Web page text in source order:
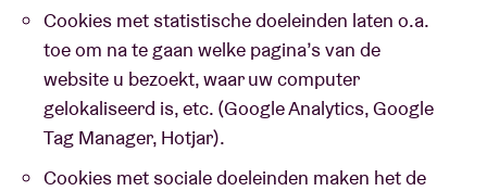
Cookies met statistische doeleinden laten o.a.
toe om na te gaan welke pagina’s van de
website u bezoekt, waar uw computer
gelokaliseerd is, etc. (Google Analytics, Google
Tag Manager, Hotjar).
Cookies met sociale doeleinden maken het de